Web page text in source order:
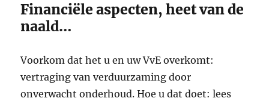
Financiële aspecten, heet van de
naald…
Voorkom dat het u en uw VvE overkomt:
vertraging van verduurzaming door
onverwacht onderhoud. Hoe u dat doet: lees